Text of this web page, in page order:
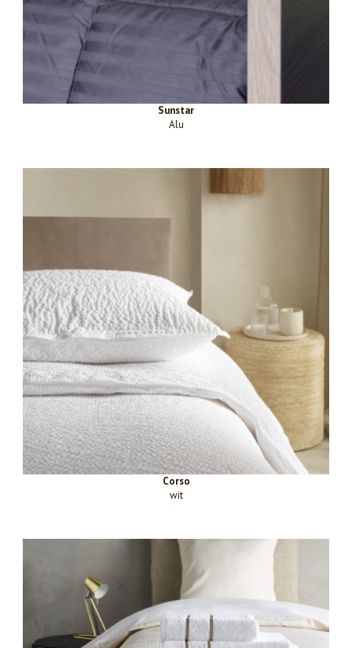
Sunstar
Alu
Corso
wit